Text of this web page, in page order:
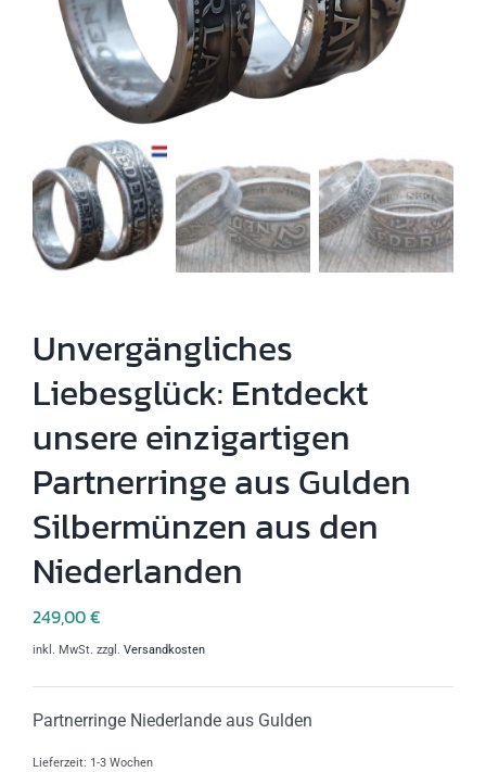
Unvergängliches
Liebesglück: Entdeckt
unsere einzigartigen
Partnerringe aus Gulden
Silbermünzen aus den
Niederlanden
249,00€
inkl. MwSt. zzgl. Versandkosten
Partnerringe Niederlande aus Gulden
Lieferzeit: 1-3 Wochen